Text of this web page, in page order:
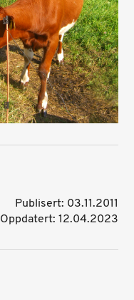
Publisert: 03.11.2011
Oppdatert: 12.04.2023